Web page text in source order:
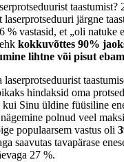
taastumist?
laserprotseduuri järgne
% vastasid, et „oli natuke
kokkuvõttes 90%
lihtne või pisut
hindaksid oma
kui Sinu üldine füüsiline
polnud veel
populaarsem vastus oli
saavutas tavapärase
27 %.